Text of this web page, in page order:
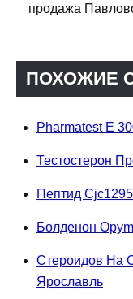
продажа
ПОХОЖИЕ
Pharmatest E
Тестостерон
Пептид
Болденон
Стероидов На
Ярославль